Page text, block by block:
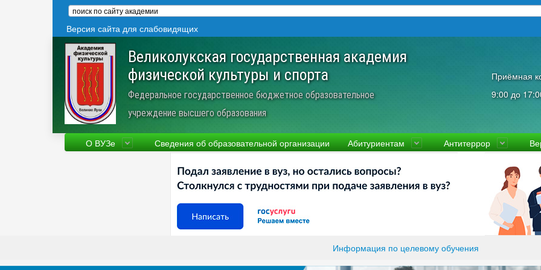
Версия сайта для слабовидящих
Великолукская государственная академия
физической культуры и спорта
Федеральное государственное бюджетное образовательное
учреждение высшего образования
Приёмная
9:00 до
О ВУЗе
Сведения об образовательной
Факультеты
Руководство
Преподаватели и сотрудники
Научная деятельность
Противодействие коррупции Прочие документы
Сведения об образовательной организации Абитуриентам
Приемная комиссия
Стоимость
Антитеррор
Правовая
Информация
Информация по целевому обучения